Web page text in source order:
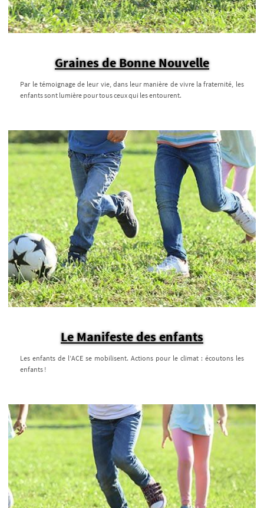
Graines de Bonne Nouvelle
Par le témoignage de leur vie, dans leur manière de vivre la fraternité, les
enfants sont lumière pour tous ceux qui les entourent.
Le Manifeste des enfants
Les enfants de l’ACE se mobilisent. Actions pour le climat : écoutons les
enfants !